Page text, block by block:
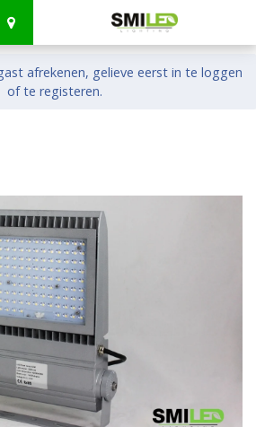
afrekenen, gelieve eerst in te loggen
of te registeren.